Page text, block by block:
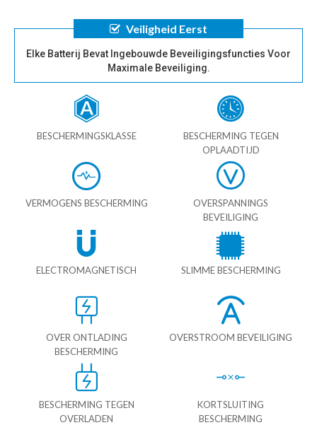
Veiligheid Eerst
Elke Batterij Bevat Ingebouwde Beveiligingsfuncties Voor
Maximale Beveiliging.
BESCHERMINGSKLASSE
BESCHERMING TEGEN
OPLAADTIJD
VERMOGENS BESCHERMING
OVERSPANNINGS
BEVEILIGING
ELECTROMAGNETISCH SLIMME BESCHERMING
OVER ONTLADING
BESCHERMING
OVERSTROOM BEVEILIGING
BESCHERMING TEGEN
OVERLADEN
KORTSLUITING
BESCHERMING